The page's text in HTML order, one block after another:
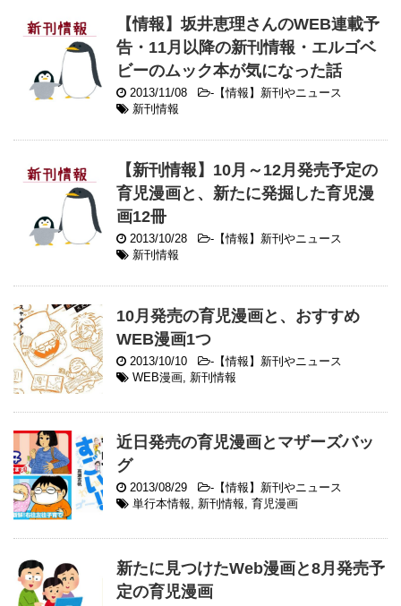
【情報】坂井恵理さんのWEB連載予
告・11月以降の新刊情報・エルゴベ
ビーのムック本が気になった話
2013/11/08 - 【情報】新刊やニュース
新刊情報
【新刊情報】10月～12月発売予定の
育児漫画と、新たに発掘した育児漫
画12冊
2013/10/28 - 【情報】新刊やニュース
新刊情報
10月発売の育児漫画と、おすすめ
WEB漫画1つ
2013/10/10 - 【情報】新刊やニュース
WEB漫画, 新刊情報
近日発売の育児漫画とマザーズバッ
グ
2013/08/29 - 【情報】新刊やニュース
単行本情報, 新刊情報, 育児漫画
新たに見つけたWeb漫画と8月発売予
定の育児漫画